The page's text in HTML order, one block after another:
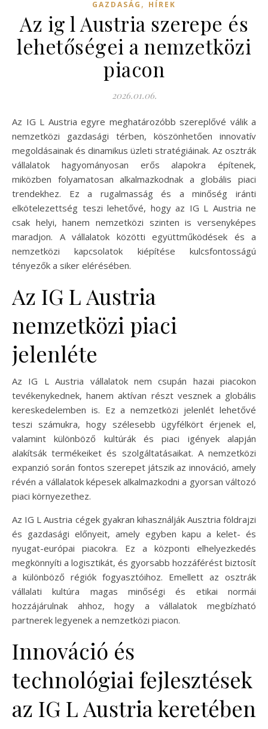
GAZDASÁG , HÍREK
Az ig l Austria szerepe és
lehetőségei a nemzetközi
piacon
2026.01.06.
Az IG L Austria egyre meghatározóbb szereplővé válik a
nemzetközi gazdasági térben, köszönhetően innovatív
megoldásainak és dinamikus üzleti stratégiáinak. Az osztrák
vállalatok hagyományosan erős alapokra építenek,
miközben folyamatosan alkalmazkodnak a globális piaci
trendekhez. Ez a rugalmasság és a minőség iránti
elkötelezettség teszi lehetővé, hogy az IG L Austria ne
csak helyi, hanem nemzetközi szinten is versenyképes
maradjon. A vállalatok közötti együttműködések és a
nemzetközi kapcsolatok kiépítése kulcsfontosságú
tényezők a siker elérésében.
Az IG L Austria
nemzetközi piaci
jelenléte
Az IG L Austria vállalatok nem csupán hazai piacokon
tevékenykednek, hanem aktívan részt vesznek a globális
kereskedelemben is. Ez a nemzetközi jelenlét lehetővé
teszi számukra, hogy szélesebb ügyfélkört érjenek el,
valamint különböző kultúrák és piaci igények alapján
alakítsák termékeiket és szolgáltatásaikat. A nemzetközi
expanzió során fontos szerepet játszik az innováció, amely
révén a vállalatok képesek alkalmazkodni a gyorsan változó
piaci környezethez.
Az IG L Austria cégek gyakran kihasználják Ausztria földrajzi
és gazdasági előnyeit, amely egyben kapu a kelet- és
nyugat-európai piacokra. Ez a központi elhelyezkedés
megkönnyíti a logisztikát, és gyorsabb hozzáférést biztosít
a különböző régiók fogyasztóihoz. Emellett az osztrák
vállalati kultúra magas minőségi és etikai normái
hozzájárulnak ahhoz, hogy a vállalatok megbízható
partnerek legyenek a nemzetközi piacon.
Innováció és
technológiai fejlesztések
az IG L Austria keretében